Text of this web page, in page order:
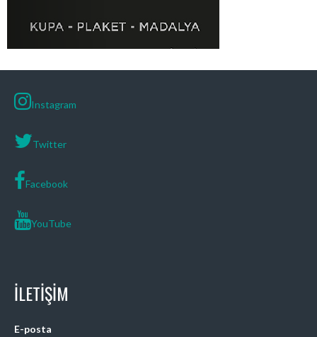
Instagram
Twitter
Facebook
YouTube
İLETIŞIM
E-posta